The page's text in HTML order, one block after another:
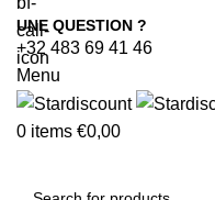
UNE QUESTION ?
+32 483 69 41 46
Menu
0 items €0,00